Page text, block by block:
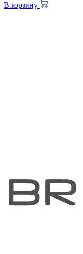
В корзину